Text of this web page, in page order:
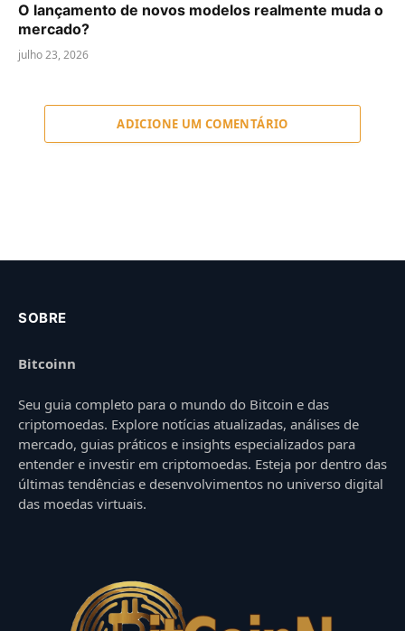
O lançamento de novos modelos realmente muda o
mercado?
julho 23, 2026
ADICIONE UM COMENTÁRIO
SOBRE
Bitcoinn
Seu guia completo para o mundo do Bitcoin e das
criptomoedas. Explore notícias atualizadas, análises de
mercado, guias práticos e insights especializados para
entender e investir em criptomoedas. Esteja por dentro das
últimas tendências e desenvolvimentos no universo digital
das moedas virtuais.